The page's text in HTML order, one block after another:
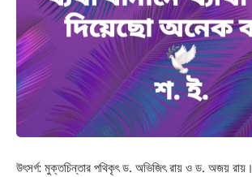
উৎসর্গ: মুক্তচিন্তার পথিকৃৎ ড. অভিজিৎ রায় ও ড. অজয় রায়।